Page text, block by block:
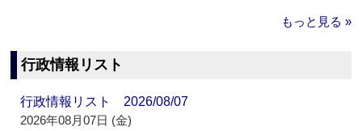
もっと見る »
行政情報リスト
行政情報リスト 2026/08/07
2026年08月07日 (金)